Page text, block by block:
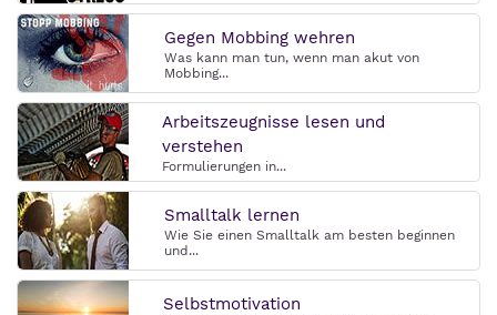
Gegen Mobbing wehren
Was kann man tun, wenn man akut von
Mobbing...
Arbeitszeugnisse lesen und
verstehen
Formulierungen in...
Smalltalk lernen
Wie Sie einen Smalltalk am besten beginnen
und...
Selbstmotivation